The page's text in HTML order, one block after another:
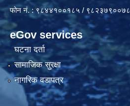
फोन नं. : ९८४४१००१८५ / ९८२३७९००७८
eGov services
घटना दर्ता
सामाजिक सुरक्षा
नागरिक वडापत्र